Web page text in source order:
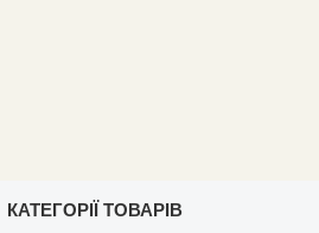
КАТЕГОРІЇ ТОВАРІВ